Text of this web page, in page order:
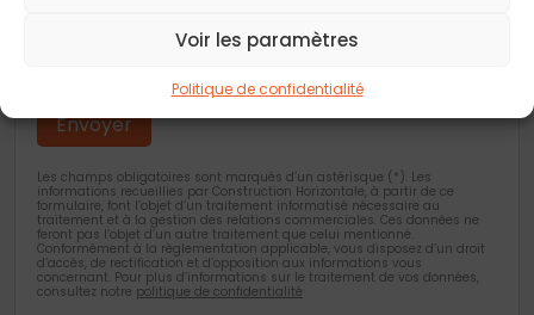
Voir les paramètres
Politique de confidentialité
Les champs obligatoires sont marqués d’un astérisque (*). Les
informations recueillies par Construction Horizontale, à partir de ce
formulaire, font l’objet d’un traitement informatisé nécessaire au
traitement et à la gestion des relations commerciales. Ces données ne
feront pas l’objet d’un autre traitement que celui mentionné.
Conformément à la règlementation applicable, vous disposez d’un droit
d’accès, de rectification et d’opposition aux informations vous
concernant. Pour plus d’informations sur le traitement de vos données,
consultez notre politique de confidentialité